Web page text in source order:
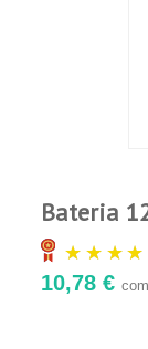
Bateria
10,78 €
UPS.
Por el